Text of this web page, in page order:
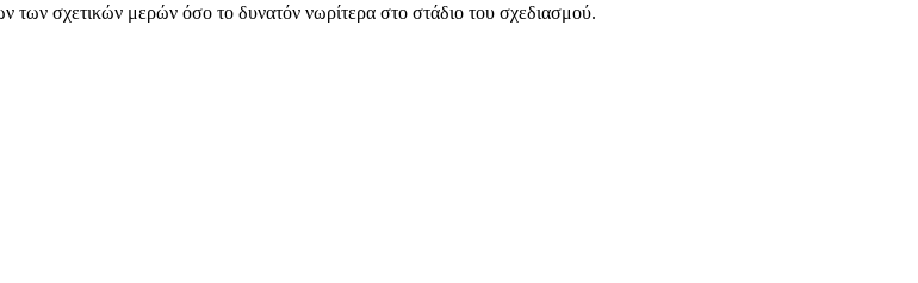
των σχετικών μερών όσο το δυνατόν νωρίτερα στο στάδιο του σχεδιασμού.